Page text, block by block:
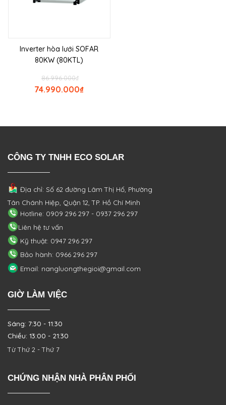
Inverter hòa lưới SOFAR
80KW (80KTL)
₫
86.996.000
₫
74.990.000
CÔNG TY TNHH ECO SOLAR
Địa chỉ: Số 62 đường Lâm Thị Hố, Phường
Tân Chánh Hiệp, Quận 12, TP. Hồ Chí Minh
Hotline: 0909 296 297 - 0937 296 297
Liên hệ tư vấn
Kỹ thuật: 0947 296 297
Bảo hành: 0966 296 297
Email: nangluongthegioi@gmail.com
GIỜ LÀM VIỆC
Sáng: 7:30 - 11:30
Chiều: 13:00 - 21:30
Từ Thứ 2 - Thứ 7
CHỨNG NHẬN NHÀ PHÂN PHỐI